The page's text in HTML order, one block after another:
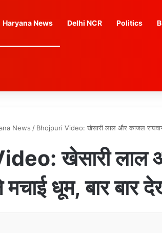
Haryana News Delhi NCR Politics
News / Bhojpuri Video: खेसारी लाल और काजल राघवानी
खेसारी लाल
धूम, बार बार